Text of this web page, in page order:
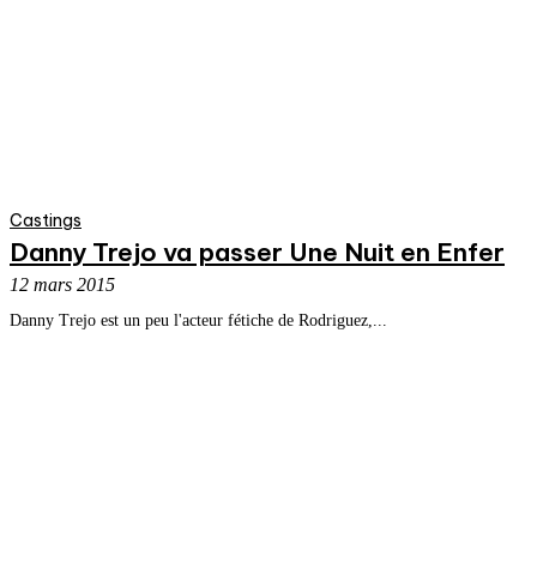
Castings
Danny Trejo va passer Une Nuit en Enfer
12 mars 2015
Danny Trejo est un peu l'acteur fétiche de Rodriguez,...